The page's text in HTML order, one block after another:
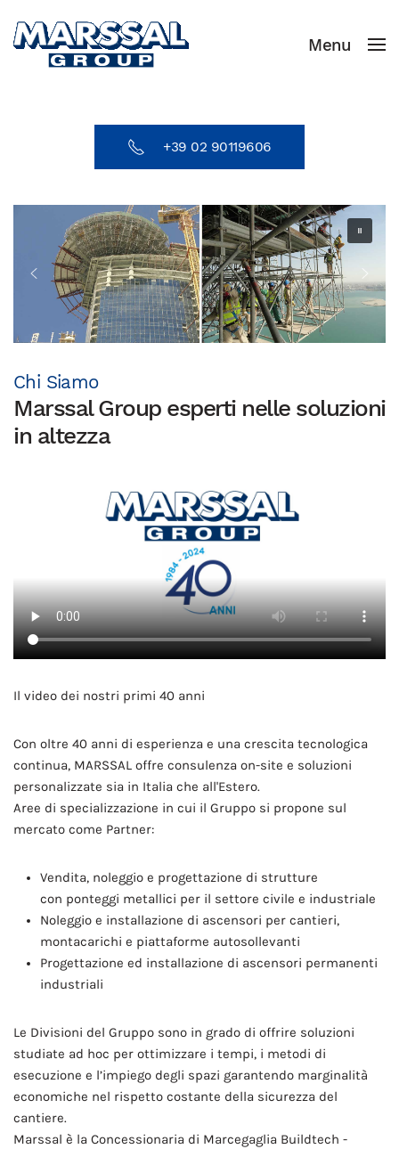
Skip to main content Menu
+39 02 90119606
Chi Siamo
Marssal Group esperti nelle soluzioni
in altezza
Il video dei nostri primi 40 anni
Con oltre 40 anni di esperienza e una crescita tecnologica
continua, MARSSAL offre consulenza on-site e soluzioni
personalizzate sia in Italia che all'Estero.
Aree di specializzazione in cui il Gruppo si propone sul
mercato come Partner:
Vendita, noleggio e progettazione di strutture
con ponteggi metallici per il settore civile e industriale
Noleggio e installazione di ascensori per cantieri,
montacarichi e piattaforme autosollevanti
Progettazione ed installazione di ascensori permanenti
industriali
Le Divisioni del Gruppo sono in grado di offrire soluzioni
studiate ad hoc per ottimizzare i tempi, i metodi di
esecuzione e l’impiego degli spazi garantendo marginalità
economiche nel rispetto costante della sicurezza del
cantiere.
Marssal è la Concessionaria di Marcegaglia Buildtech -